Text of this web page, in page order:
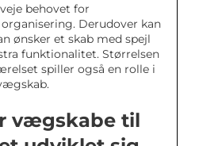
behovet for
Derudover kan
ønsker et skab med spejl
funktionalitet. Størrelsen
spiller også en rolle i
vægskabe til